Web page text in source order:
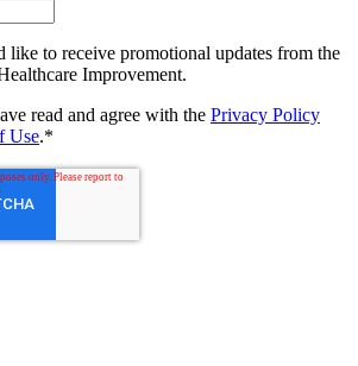
like to receive promotional updates from the
Improvement.
read and agree with the Privacy Policy
Use.*